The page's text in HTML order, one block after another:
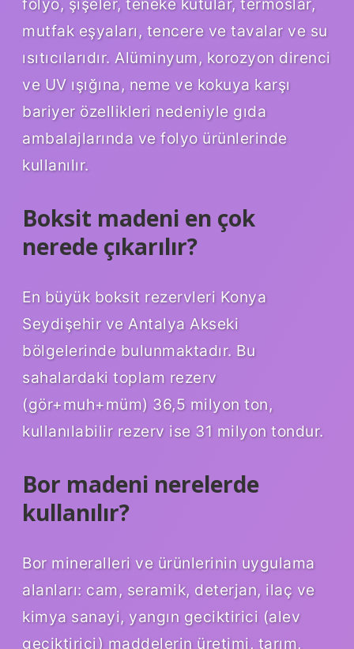
folyo, şişeler, teneke kutular, termoslar,
mutfak eşyaları, tencere ve tavalar ve su
ısıtıcılarıdır. Alüminyum, korozyon direnci
ve UV ışığına, neme ve kokuya karşı
bariyer özellikleri nedeniyle gıda
ambalajlarında ve folyo ürünlerinde
kullanılır.
Boksit madeni en çok
nerede çıkarılır?
En büyük boksit rezervleri Konya
Seydişehir ve Antalya Akseki
bölgelerinde bulunmaktadır. Bu
sahalardaki toplam rezerv
(gör+muh+müm) 36,5 milyon ton,
kullanılabilir rezerv ise 31 milyon tondur.
Bor madeni nerelerde
kullanılır?
Bor mineralleri ve ürünlerinin uygulama
alanları: cam, seramik, deterjan, ilaç ve
kimya sanayi, yangın geciktirici (alev
geciktirici) maddelerin üretimi, tarım,